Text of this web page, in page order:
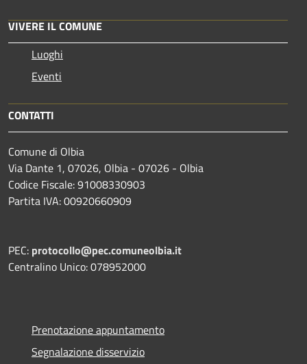
VIVERE IL COMUNE
Luoghi
Eventi
CONTATTI
Comune di Olbia
Via Dante 1, 07026, Olbia - 07026 - Olbia
Codice Fiscale: 91008330903
Partita IVA: 00920660909
PEC: protocollo@pec.comuneolbia.it
Centralino Unico: 078952000
Prenotazione appuntamento
Segnalazione disservizio